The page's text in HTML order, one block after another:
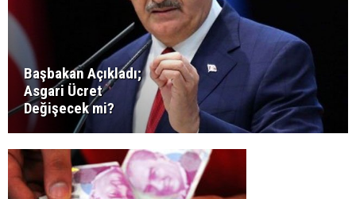
Başbakan Açıkladı;
Asgari Ücret
Değişecek mi?